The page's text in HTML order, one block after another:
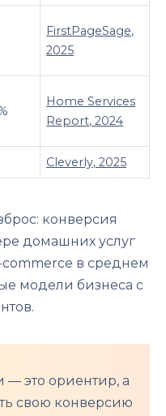
FirstPageSage,
2025
Home Services
Report, 2024
Cleverly, 2025
конверсия
домашних услуг
commerce в среднем
модели бизнеса с
— это ориентир, а
свою конверсию